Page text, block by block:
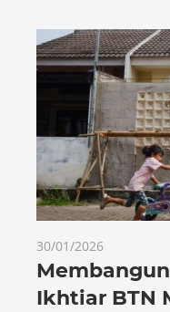
30/01/2026
Ikhtiar BTN